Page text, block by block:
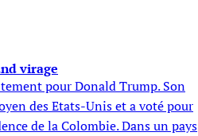
virage
pour Donald Trump. Son
des Etats-Unis et a voté pour
de la Colombie. Dans un pays